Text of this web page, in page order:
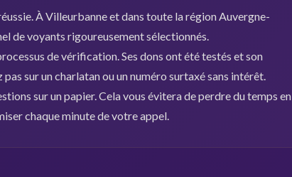
À Villeurbanne et dans toute la région Auvergne-
de voyants rigoureusement sélectionnés.
de vérification. Ses dons ont été testés et son
sur un charlatan ou un numéro surtaxé sans intérêt.
sur un papier. Cela vous évitera de perdre du temps en
chaque minute de votre appel.